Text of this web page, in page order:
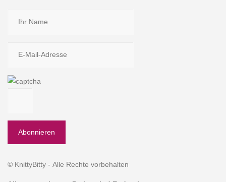
© KnittyBitty - Alle Rechte vorbehalten